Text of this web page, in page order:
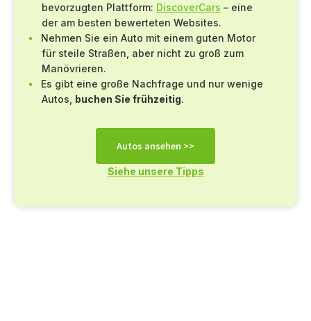
bevorzugten Plattform: DiscoverCars – eine
der am besten bewerteten Websites.
Nehmen Sie ein Auto mit einem guten Motor
für steile Straßen, aber nicht zu groß zum
Manövrieren.
Es gibt eine große Nachfrage und nur wenige
Autos, buchen Sie frühzeitig.
Autos ansehen >>
Siehe unsere Tipps